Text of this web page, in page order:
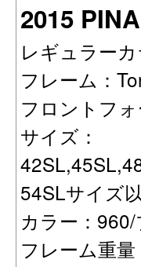
2015
レギュラー
フレーム：
フロントフ
サイズ：
54SLサイズ
カラー：
フレーム重量